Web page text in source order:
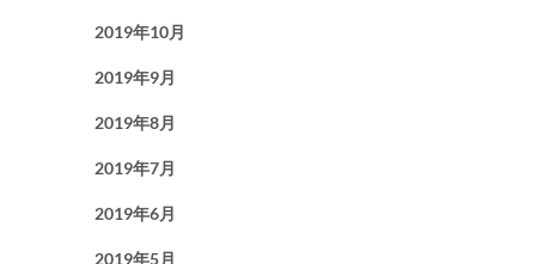
2019年10月
2019年9月
2019年8月
2019年7月
2019年6月
2019年5月